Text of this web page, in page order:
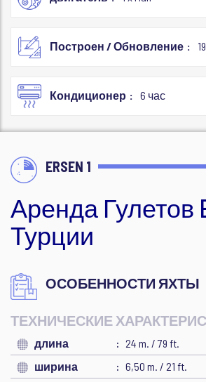
Построен / Обновление
Кондиционер 6 час
ERSEN 1
Аренда Гулетов
Турции
ОСОБЕННОСТИ ЯХТЫ
ТЕХНИЧЕСКИЕ
длина
24 m. / 79 ft.
ширина
6,50 m. / 21 ft.